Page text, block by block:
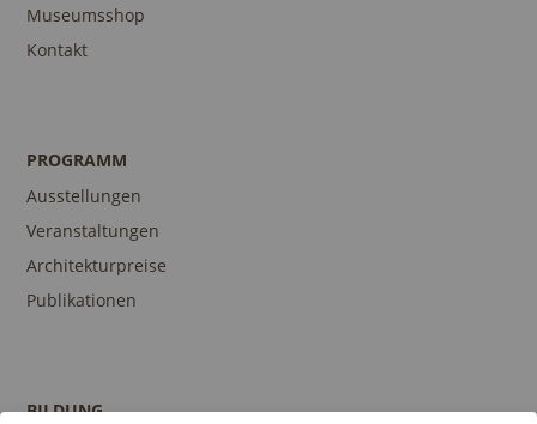
Museumsshop
Kontakt
PROGRAMM
Ausstellungen
Veranstaltungen
Architekturpreise
Publikationen
BILDUNG